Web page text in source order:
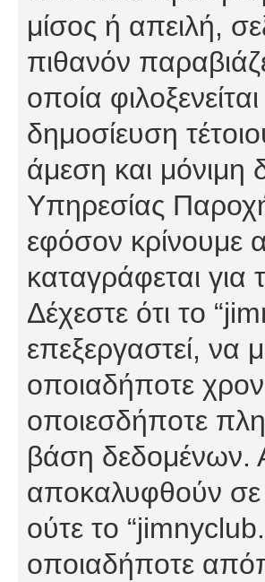
μίσος ή απειλή,
πιθανόν
οποία
δημοσίευση
άμεση και
Υπηρεσίας
εφόσον κρίνουμε
καταγράφεται
Δέχεστε ότι το
επεξεργαστεί, να
οποιαδήποτε
οποιεσδήποτε
βάση δεδομένων.
αποκαλυφθούν σε
ούτε το
οποιαδήποτε